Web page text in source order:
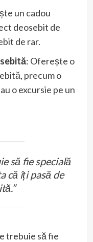
un cadou
deosebit de
de rar.
: Oferește o
precum o
o excursie pe un
să fie specială
că îți pasă de
trebuie să fie